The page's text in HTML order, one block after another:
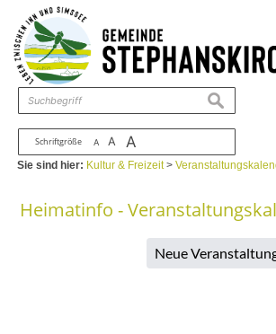
Zum Inhalt ,zur Navigation
Schriftgröße A A A
suchen
Sie sind hier: Kultur & Freizeit>
Heimatinfo -